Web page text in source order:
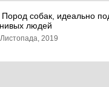
Пород собак, идеально
людей
2019